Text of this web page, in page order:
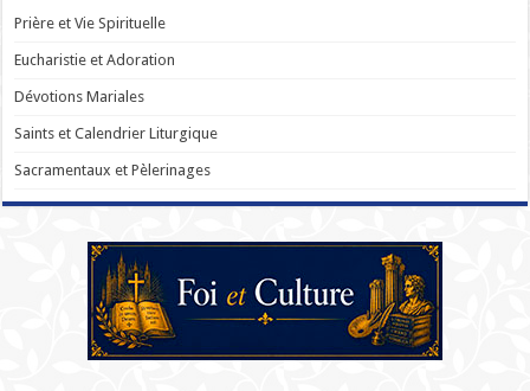
Prière et Vie Spirituelle
Eucharistie et Adoration
Dévotions Mariales
Saints et Calendrier Liturgique
Sacramentaux et Pèlerinages